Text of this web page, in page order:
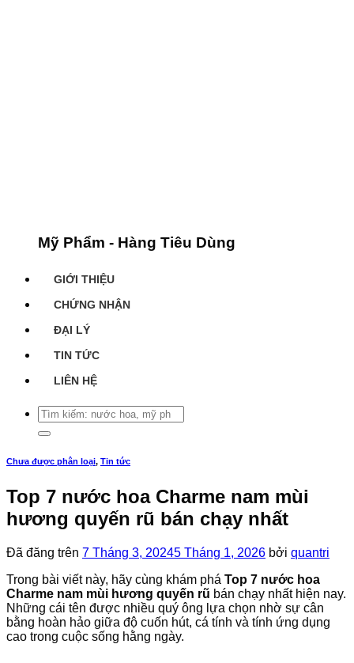
Mỹ Phẩm - Hàng Tiêu Dùng
GIỚI THIỆU
CHỨNG NHẬN
ĐẠI LÝ
TIN TỨC
LIÊN HỆ
Tìm
kiếm:
Chưa được phân loại, Tin tức
Top 7 nước hoa Charme nam mùi
hương quyến rũ bán chạy nhất
Đã đăng trên 7 Tháng 3, 20245 Tháng 1, 2026 bởi quantri
Trong bài viết này, hãy cùng khám phá Top 7 nước hoa
Charme nam mùi hương quyến rũ bán chạy nhất hiện nay.
Những cái tên được nhiều quý ông lựa chọn nhờ sự cân
bằng hoàn hảo giữa độ cuốn hút, cá tính và tính ứng dụng
cao trong cuộc sống hằng ngày.